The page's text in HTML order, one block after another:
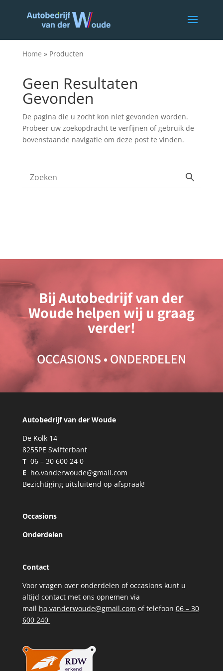
Home » Producten
Geen Resultaten
Gevonden
De pagina die u zocht kon niet gevonden worden.
Probeer uw zoekopdracht te verfijnen of gebruik de
bovenstaande navigatie om deze post te vinden.
Bij Autobedrijf van der
Woude helpen wij u graag
verder!
OCCASIONS • ONDERDELEN
Autobedrijf van der Woude
De Kolk 14
8255PE Swifterbant
T 06 – 30 600 24 0
E ho.vanderwoude@gmail.com
Bezichtiging uitsluitend op afspraak!
Occasions
Onderdelen
Contact
Voor vragen over onderdelen of occasions kunt u
altijd contact met ons opnemen via
mail ho.vanderwoude@gmail.com of telefoon 06 – 30
600 240